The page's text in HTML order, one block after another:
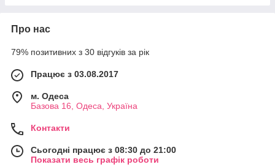
Про нас
79% позитивних з 30 відгуків за рік
Працює з 03.08.2017
м. Одеса
Базова 16, Одеса, Україна
Контакти
Сьогодні працює з 08:30 до 21:00
Показати весь графік роботи